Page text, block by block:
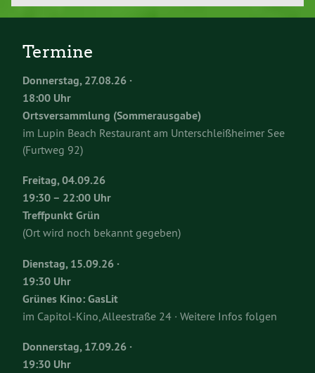
Termine
Donnerstag, 27.08.26 ·
18:00 Uhr
Ortsversammlung (Sommerausgabe)
im Lupin Beach Restaurant am Unterschleißheimer See
(Furtweg 92)
Freitag, 04.09.26
19:30 – 22:00 Uhr
Treffpunkt Grün
(Ort wird noch bekannt gegeben)
Dienstag, 15.09.26 ·
19:30 Uhr
Grünes Kino: GasLit
im Capitol-Kino, Alleestraße 24 · Weitere Infos folgen
Donnerstag, 17.09.26 ·
19:30 Uhr